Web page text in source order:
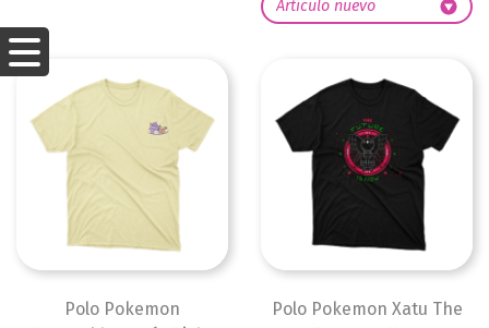
Polo Pokemon
Polo Pokemon Xatu The